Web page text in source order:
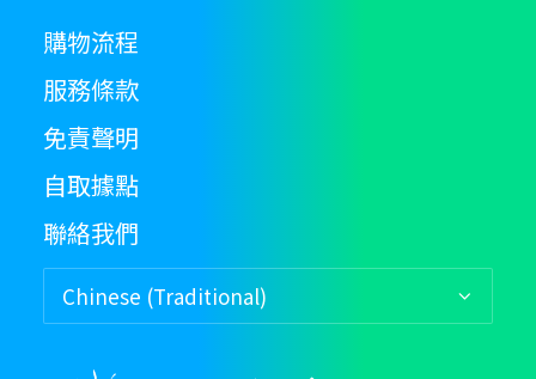
購物流程
服務條款
免責聲明
自取據點
聯絡我們